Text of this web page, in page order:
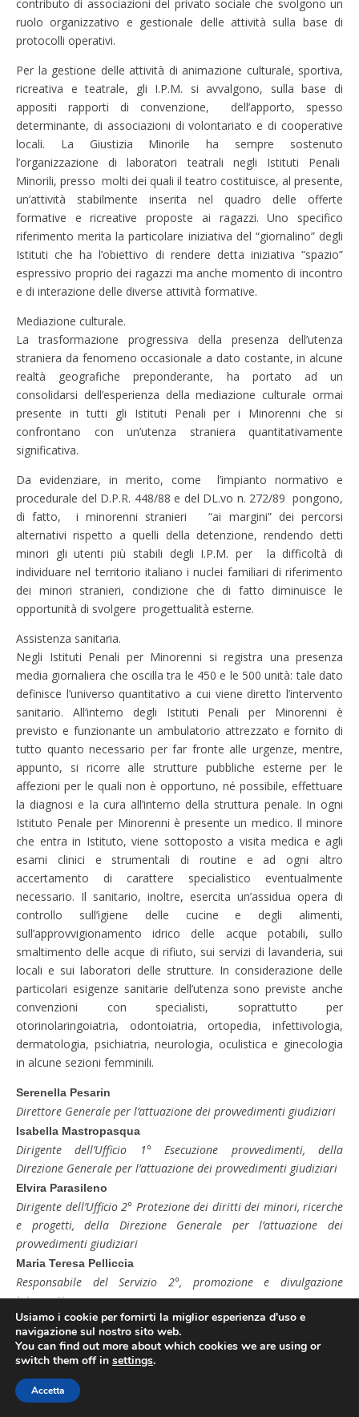
contributo di associazioni del privato sociale che svolgono un
ruolo organizzativo e gestionale delle attività sulla base di
protocolli operativi.
Per la gestione delle attività di animazione culturale, sportiva,
ricreativa e teatrale, gli I.P.M. si avvalgono, sulla base di
appositi rapporti di convenzione, dell’apporto, spesso
determinante, di associazioni di volontariato e di cooperative
locali. La Giustizia Minorile ha sempre sostenuto
l’organizzazione di laboratori teatrali negli Istituti Penali
Minorili, presso molti dei quali il teatro costituisce, al presente,
un’attività stabilmente inserita nel quadro delle offerte
formative e ricreative proposte ai ragazzi. Uno specifico
riferimento merita la particolare iniziativa del “giornalino” degli
Istituti che ha l’obiettivo di rendere detta iniziativa “spazio”
espressivo proprio dei ragazzi ma anche momento di incontro
e di interazione delle diverse attività formative.
Mediazione culturale.
La trasformazione progressiva della presenza dell’utenza
straniera da fenomeno occasionale a dato costante, in alcune
realtà geografiche preponderante, ha portato ad un
consolidarsi dell’esperienza della mediazione culturale ormai
presente in tutti gli Istituti Penali per i Minorenni che si
confrontano con un’utenza straniera quantitativamente
significativa.
Da evidenziare, in merito, come l’impianto normativo e
procedurale del D.P.R. 448/88 e del DL.vo n. 272/89 pongono,
di fatto, i minorenni stranieri “ai margini” dei percorsi
alternativi rispetto a quelli della detenzione, rendendo detti
minori gli utenti più stabili degli I.P.M. per la difficoltà di
individuare nel territorio italiano i nuclei familiari di riferimento
dei minori stranieri, condizione che di fatto diminuisce le
opportunità di svolgere progettualità esterne.
Assistenza sanitaria.
Negli Istituti Penali per Minorenni si registra una presenza
media giornaliera che oscilla tra le 450 e le 500 unità: tale dato
definisce l’universo quantitativo a cui viene diretto l’intervento
sanitario. All’interno degli Istituti Penali per Minorenni è
previsto e funzionante un ambulatorio attrezzato e fornito di
tutto quanto necessario per far fronte alle urgenze, mentre,
appunto, si ricorre alle strutture pubbliche esterne per le
affezioni per le quali non è opportuno, né possibile, effettuare
la diagnosi e la cura all’interno della struttura penale. In ogni
Istituto Penale per Minorenni è presente un medico. Il minore
che entra in Istituto, viene sottoposto a visita medica e agli
esami clinici e strumentali di routine e ad ogni altro
accertamento di carattere specialistico eventualmente
necessario. Il sanitario, inoltre, esercita un’assidua opera di
controllo sull’igiene delle cucine e degli alimenti,
sull’approvvigionamento idrico delle acque potabili, sullo
smaltimento delle acque di rifiuto, sui servizi di lavanderia, sui
locali e sui laboratori delle strutture. In considerazione delle
particolari esigenze sanitarie dell’utenza sono previste anche
convenzioni con specialisti, soprattutto per
otorinolaringoiatria, odontoiatria, ortopedia, infettivologia,
dermatologia, psichiatria, neurologia, oculistica e ginecologia
in alcune sezioni femminili.
Serenella Pesarin
Direttore Generale per l’attuazione dei provvedimenti giudiziari
Isabella Mastropasqua
Dirigente dell’Ufficio 1° Esecuzione provvedimenti, della
Direzione Generale per l’attuazione dei provvedimenti giudiziari
Elvira Parasileno
Dirigente dell’Ufficio 2° Protezione dei diritti dei minori, ricerche
e progetti, della Direzione Generale per l’attuazione dei
provvedimenti giudiziari
Maria Teresa Pelliccia
Responsabile del Servizio 2°, promozione e divulgazione
interventi
Silvia Rubino
Condividi:
Usiamo i cookie per fornirti la miglior esperienza d'uso e
navigazione sul nostro sito web.
You can find out more about which cookies we are using or
switch them off in settings.
Accetta